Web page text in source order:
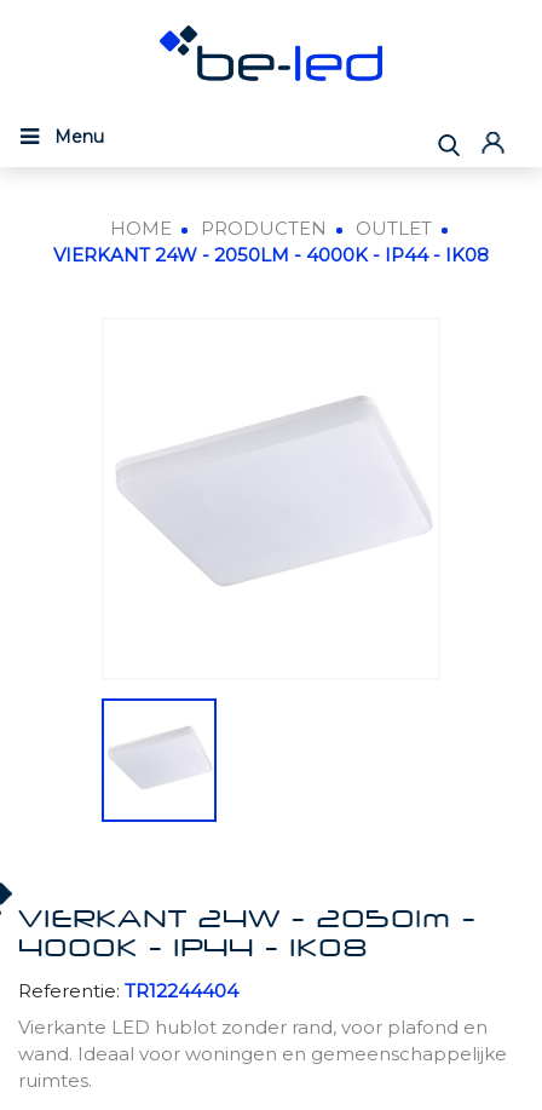
Menu
HOME PRODUCTEN
OUTLET
VIERKANT 24W - 2050LM - 4000K - IP44 - IK08
VIERKANT 24W - 2050lm -
4000K - IP44 - IK08
Referentie: TR12244404
Vierkante LED hublot zonder rand, voor plafond en
wand. Ideaal voor woningen en gemeenschappelijke
ruimtes.